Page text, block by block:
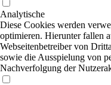
Analytische
Diese Cookies werden
optimieren. Hierunter fallen
Webseitenbetreiber von
sowie die Ausspielung von
Nachverfolgung der